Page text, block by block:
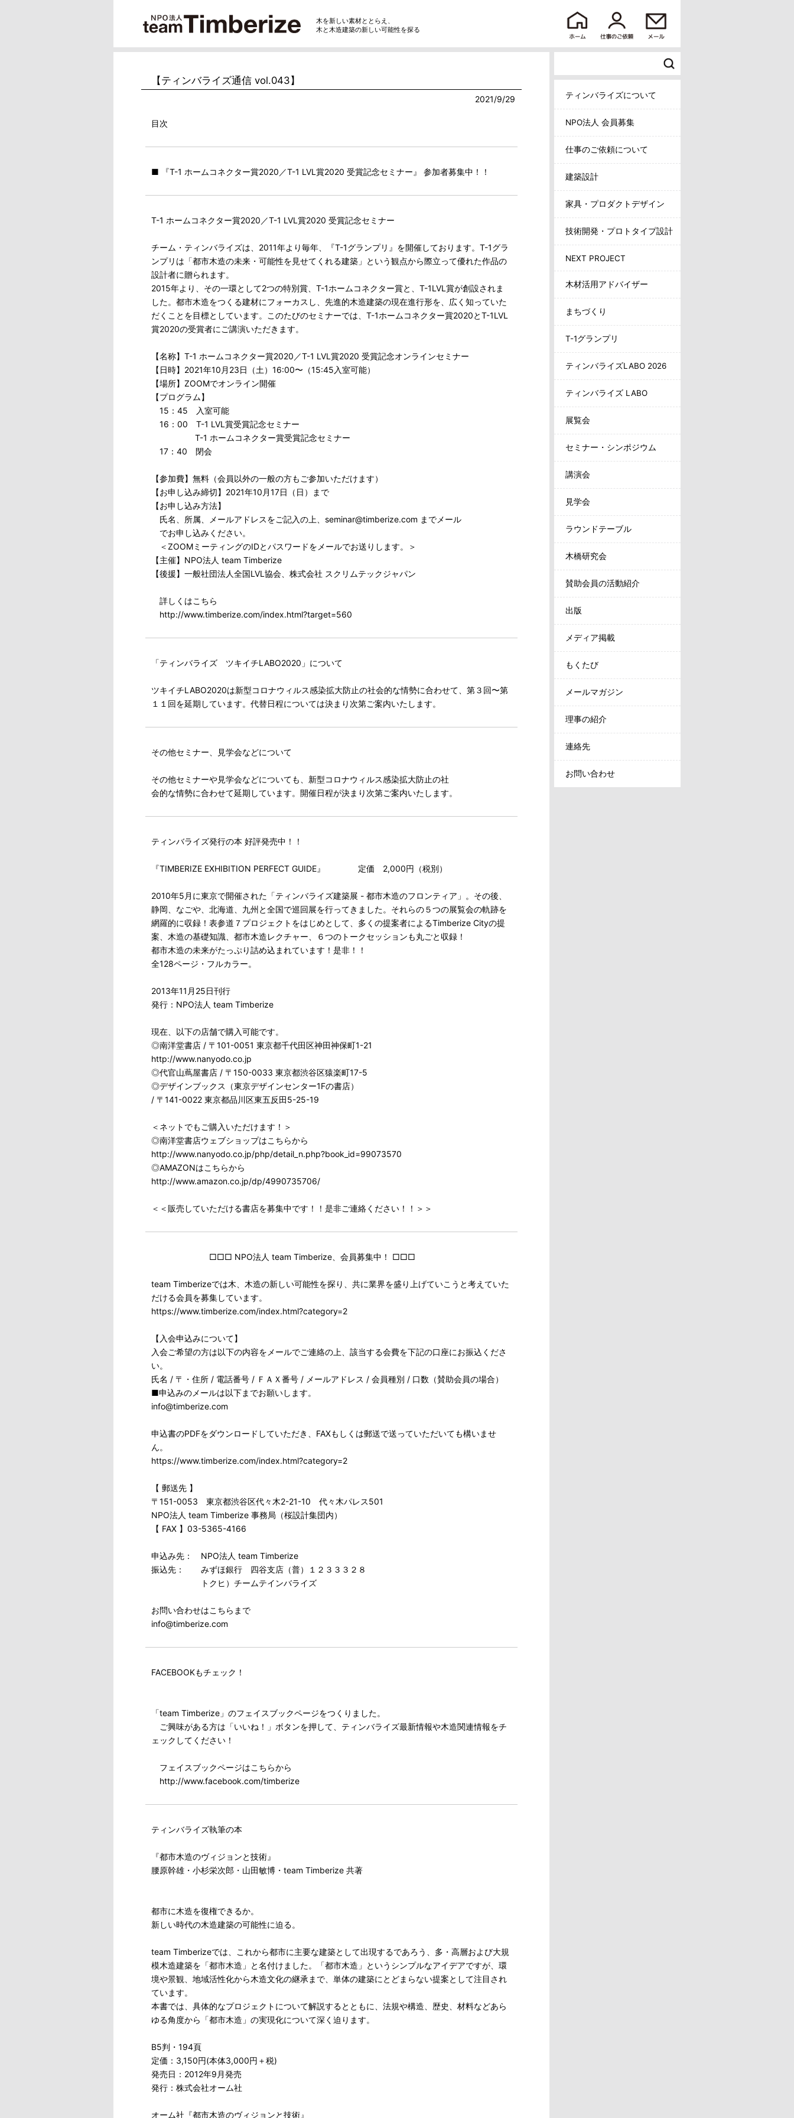
木を新しい素材ととらえ、
木と木造建築の新しい可能性を探る
ティンバライズについて
NPO法人 会員募集
仕事のご依頼について
建築設計
家具・プロダクトデザイン
技術開発・プロトタイプ設計
NEXT PROJECT
木材活用アドバイザー
まちづくり
T-1グランプリ
ティンバライズLABO 2026
ティンバライズ LABO
展覧会
セミナー・シンポジウム
講演会
見学会
ラウンドテーブル
木橋研究会
賛助会員の活動紹介
出版
メディア掲載
もくたび
メールマガジン
理事の紹介
連絡先
お問い合わせ
【ティンバライズ通信 vol.043】
2021/9/29
目次
■ 『T-1 ホームコネクター賞2020／T-1 LVL賞2020 受賞記念セミナー』 参加者募集中！！
T-1 ホームコネクター賞2020／T-1 LVL賞2020 受賞記念セミナー
チーム・ティンバライズは、2011年より毎年、『T-1グランプリ』を開催しております。T-1グラ
ンプリは「都市木造の未来・可能性を見せてくれる建築」という観点から際立って優れた作品の
設計者に贈られます。
2015年より、その一環として2つの特別賞、T-1ホームコネクター賞と、T-1LVL賞が創設されま
した。都市木造をつくる建材にフォーカスし、先進的木造建築の現在進行形を、広く知っていた
だくことを目標としています。このたびのセミナーでは、T-1ホームコネクター賞2020とT-1LVL
賞2020の受賞者にご講演いただきます。
【名称】T-1 ホームコネクター賞2020／T-1 LVL賞2020 受賞記念オンラインセミナー
【日時】2021年10月23日（土）16:00〜（15:45入室可能）
【場所】ZOOMでオンライン開催
【プログラム】
15：45 入室可能
16：00 T-1 LVL賞受賞記念セミナー
T-1 ホームコネクター賞受賞記念セミナー
17：40 閉会
【参加費】無料（会員以外の一般の方もご参加いただけます）
【お申し込み締切】2021年10月17日（日）まで
【お申し込み方法】
氏名、所属、メールアドレスをご記入の上、seminar@timberize.com までメール
でお申し込みください。
＜ZOOMミーティングのIDとパスワードをメールでお送りします。＞
【主催】NPO法人 team Timberize
【後援】一般社団法人全国LVL協会、株式会社 スクリムテックジャパン
詳しくはこちら
http://www.timberize.com/index.html?target=560
「ティンバライズ ツキイチLABO2020」について
ツキイチLABO2020は新型コロナウィルス感染拡大防止の社会的な情勢に合わせて、第３回〜第
１１回を延期しています。代替日程については決まり次第ご案内いたします。
その他セミナー、見学会などについて
その他セミナーや見学会などについても、新型コロナウィルス感染拡大防止の社
会的な情勢に合わせて延期しています。開催日程が決まり次第ご案内いたします。
ティンバライズ発行の本 好評発売中！！
『TIMBERIZE EXHIBITION PERFECT GUIDE』 定価 2,000円（税別）
2010年5月に東京で開催された「ティンバライズ建築展 - 都市木造のフロンティア」。その後、
静岡、なごや、北海道、九州と全国で巡回展を行ってきました。それらの５つの展覧会の軌跡を
網羅的に収録！表参道７プロジェクトをはじめとして、多くの提案者によるTimberize Cityの提
案、木造の基礎知識、都市木造レクチャー、６つのトークセッションも丸ごと収録！
都市木造の未来がたっぷり詰め込まれています！是非！！
全128ページ・フルカラー。
2013年11月25日刊行
発行：NPO法人 team Timberize
現在、以下の店舗で購入可能です。
◎南洋堂書店 / 〒101-0051 東京都千代田区神田神保町1-21
http://www.nanyodo.co.jp
◎代官山蔦屋書店 / 〒150-0033 東京都渋谷区猿楽町17-5
◎デザインブックス（東京デザインセンター1Fの書店）
/ 〒141-0022 東京都品川区東五反田5-25-19
＜ネットでもご購入いただけます！＞
◎南洋堂書店ウェブショップはこちらから
http://www.nanyodo.co.jp/php/detail_n.php?book_id=99073570
◎AMAZONはこちらから
http://www.amazon.co.jp/dp/4990735706/
＜＜販売していただける書店を募集中です！！是非ご連絡ください！！＞＞
□□□ NPO法人 team Timberize、会員募集中！ □□□
team Timberizeでは木、木造の新しい可能性を探り、共に業界を盛り上げていこうと考えていた
だける会員を募集しています。
https://www.timberize.com/index.html?category=2
【入会申込みについて】
入会ご希望の方は以下の内容をメールでご連絡の上、該当する会費を下記の口座にお振込くださ
い。
氏名 / 〒・住所 / 電話番号 / ＦＡＸ番号 / メールアドレス / 会員種別 / 口数（賛助会員の場合）
■申込みのメールは以下までお願いします。
info@timberize.com
申込書のPDFをダウンロードしていただき、FAXもしくは郵送で送っていただいても構いませ
ん。
https://www.timberize.com/index.html?category=2
【 郵送先 】
〒151-0053 東京都渋谷区代々木2-21-10 代々木パレス501
NPO法人 team Timberize 事務局（桜設計集団内）
【 FAX 】03-5365-4166
申込み先： NPO法人 team Timberize
振込先： みずほ銀行 四谷支店（普）１２３３３２８
トクヒ）チームテインバライズ
お問い合わせはこちらまで
info@timberize.com
FACEBOOKもチェック！
「team Timberize」のフェイスブックページをつくりました。
ご興味がある方は「いいね！」ボタンを押して、ティンバライズ最新情報や木造関連情報をチ
ェックしてください！
フェイスブックページはこちらから
http://www.facebook.com/timberize
ティンバライズ執筆の本
『都市木造のヴィジョンと技術』
腰原幹雄・小杉栄次郎・山田敏博・team Timberize 共著
都市に木造を復権できるか。
新しい時代の木造建築の可能性に迫る。
team Timberizeでは、これから都市に主要な建築として出現するであろう、多・高層および大規
模木造建築を「都市木造」と名付けました。「都市木造」というシンプルなアイデアですが、環
境や景観、地域活性化から木造文化の継承まで、単体の建築にとどまらない提案として注目され
ています。
本書では、具体的なプロジェクトについて解説するとともに、法規や構造、歴史、材料などあら
ゆる角度から「都市木造」の実現化について深く迫ります。
B5判・194頁
定価：3,150円(本体3,000円＋税)
発売日：2012年9月発売
発行：株式会社オーム社
オーム社『都市木造のヴィジョンと技術』